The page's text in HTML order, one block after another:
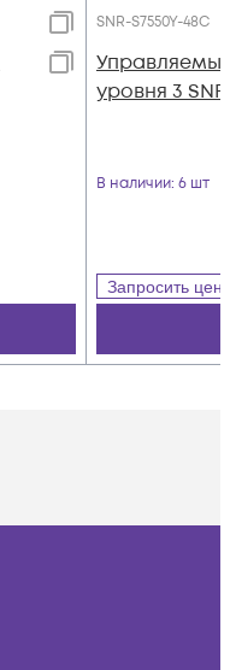
SNR-S7550Y-48C
уровня 3
В наличии: 6 шт
Запросить цену